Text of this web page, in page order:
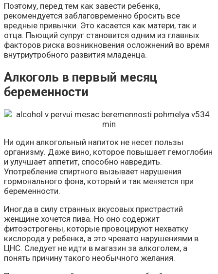
Поэтому, перед тем как завести ребенка,
рекомендуется заблаговременно бросить все
вредные привычки. Это касается как матери, так и
отца. Пьющий супруг становится одним из главных
факторов риска возникновения осложнений во время
внутриутробного развития младенца.
Алкоголь в первый месяц
беременности
Ни один алкогольный напиток не несет пользы
организму. Даже вино, которое повышает гемоглобин
и улучшает аппетит, способно навредить.
Употребление спиртного вызывает нарушения
гормонального фона, который и так меняется при
беременности.
Иногда в силу странных вкусовых пристрастий
женщине хочется пива. Но оно содержит
фитоэстрогены, которые провоцируют нехватку
кислорода у ребенка, а это чревато нарушениями в
ЦНС. Следует не идти в магазин за алкоголем, а
понять причину такого необычного желания.